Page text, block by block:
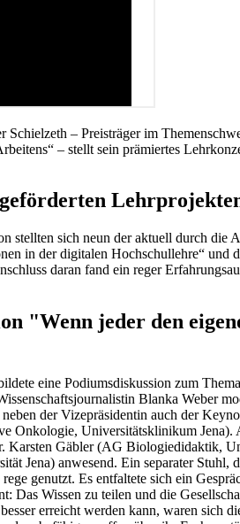
– Preisträger im
– stellt sein prämiertes
stellten sich neun der aktuell durch
in der digitalen Hochschullehre“ und
daran fand ein reger
"Wenn jeder den
eine Podiumsdiskussion zum
Blanka Weber
der Vizepräsidentin auch der
Onkologie, Universitätsklinikum
Gäbler (AG Biologiedidaktik,
Jena) anwesend. Ein separater
genutzt. Es entfaltete sich ein
Das Wissen zu teilen und die
erreicht werden kann, waren sich